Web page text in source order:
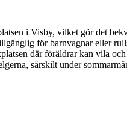
i Visby, vilket gör det
för barnvagnar eller
där föräldrar kan vila
särskilt under